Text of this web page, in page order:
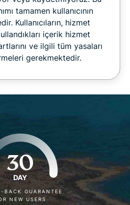
tamamen kullanıcının
Kullanıcıların, hizmet
içerik hizmet
ve ilgili tüm yasaları
gerekmektedir.
30
DAY
BACK GUARANTEE
NEW USERS